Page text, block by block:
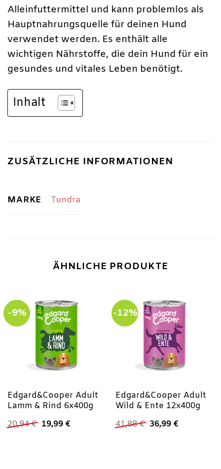
Alleinfuttermittel und kann problemlos als
Hauptnahrungsquelle für deinen Hund
verwendet werden. Es enthält alle
wichtigen Nährstoffe, die dein Hund für ein
gesundes und vitales Leben benötigt.
Inhalt
ZUSÄTZLICHE INFORMATIONEN
MARKE Tundra
ÄHNLICHE PRODUKTE
-9%
Edgard&Cooper Adult
Lamm & Rind 6x400g
20,94€ Ursprünglicher
19,99 €Aktueller
-12%
Edgard&Cooper Adult
Wild & Ente 12x400g
41,88€ Ursprünglicher
36,99 €Aktueller